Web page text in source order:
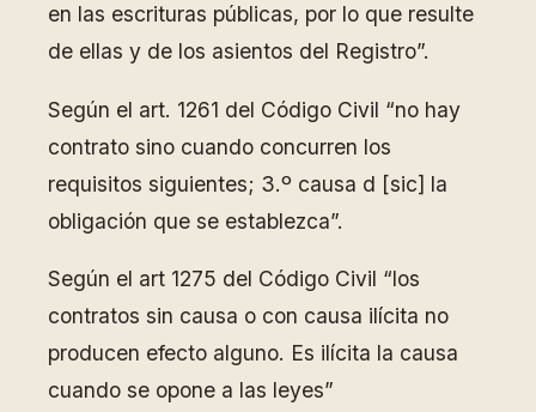
en las escrituras públicas, por lo que resulte
de ellas y de los asientos del Registro”.
Según el art. 1261 del Código Civil “no hay
contrato sino cuando concurren los
requisitos siguientes; 3.º causa d [sic] la
obligación que se establezca”.
Según el art 1275 del Código Civil “los
contratos sin causa o con causa ilícita no
producen efecto alguno. Es ilícita la causa
cuando se opone a las leyes”